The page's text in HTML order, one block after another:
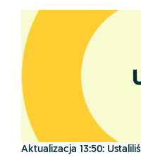
Aktualizacja 13:50: